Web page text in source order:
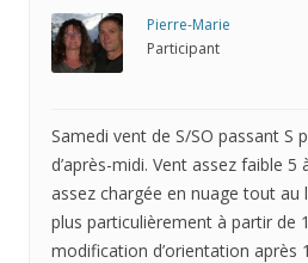
Pierre-Marie
Participant
Samedi vent de S/SO passant S
d’après-midi. Vent assez faible
assez chargée en nuage tout au
plus particulièrement à partir de
modification d’orientation après